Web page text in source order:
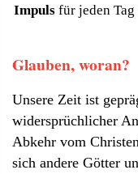
Impuls für jeden Tag
Glauben, woran?
Unsere Zeit ist
widersprüchlicher
Abkehr vom
sich andere Götter